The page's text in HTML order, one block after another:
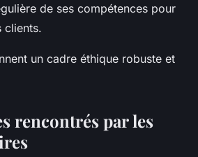
de ses compétences pour
clients.
un cadre éthique robuste et
rencontrés par les